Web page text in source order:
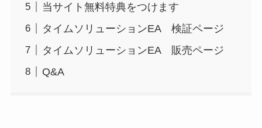
当サイト無料特典をつけます
タイムソリューションEA 検証ページ
タイムソリューションEA 販売ページ
Q&A